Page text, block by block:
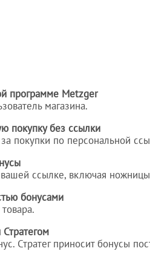
программе Metzger
магазина.
покупку без ссылки
покупки по персональной
ссылке, включая
бонусами
Стратег приносит бонусы